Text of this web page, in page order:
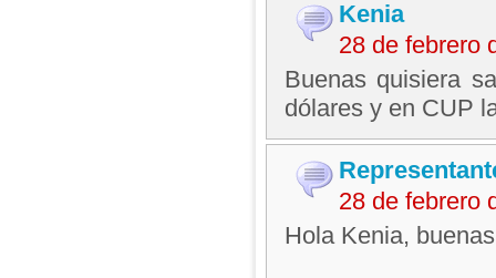
Kenia
28 de febrero
Buenas quisiera
dólares y en CUP
28 de febrero
Hola Kenia,